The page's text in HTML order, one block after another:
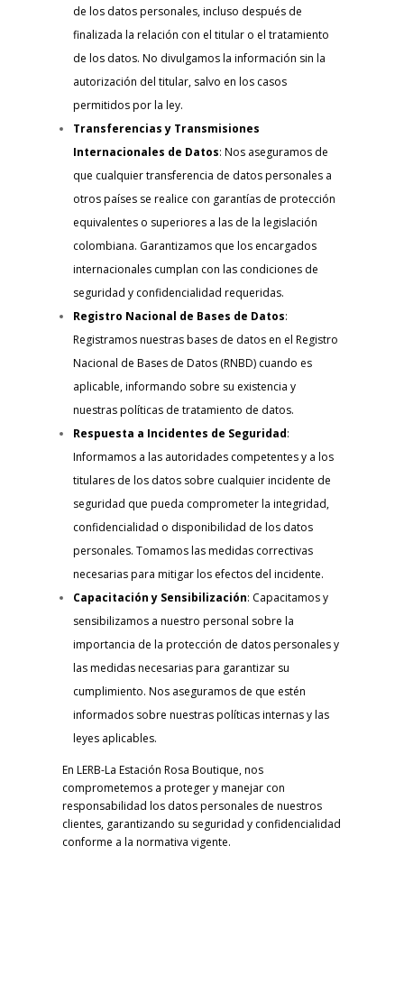
de los datos personales, incluso después de
finalizada la relación con el titular o el tratamiento
de los datos. No divulgamos la información sin la
autorización del titular, salvo en los casos
permitidos por la ley.
Transferencias y Transmisiones
Internacionales de Datos: Nos aseguramos de
que cualquier transferencia de datos personales a
otros países se realice con garantías de protección
equivalentes o superiores a las de la legislación
colombiana. Garantizamos que los encargados
internacionales cumplan con las condiciones de
seguridad y confidencialidad requeridas.
Registro Nacional de Bases de Datos:
Registramos nuestras bases de datos en el Registro
Nacional de Bases de Datos (RNBD) cuando es
aplicable, informando sobre su existencia y
nuestras políticas de tratamiento de datos.
Respuesta a Incidentes de Seguridad:
Informamos a las autoridades competentes y a los
titulares de los datos sobre cualquier incidente de
seguridad que pueda comprometer la integridad,
confidencialidad o disponibilidad de los datos
personales. Tomamos las medidas correctivas
necesarias para mitigar los efectos del incidente.
Capacitación y Sensibilización: Capacitamos y
sensibilizamos a nuestro personal sobre la
importancia de la protección de datos personales y
las medidas necesarias para garantizar su
cumplimiento. Nos aseguramos de que estén
informados sobre nuestras políticas internas y las
leyes aplicables.
En LERB-La Estación Rosa Boutique, nos
comprometemos a proteger y manejar con
responsabilidad los datos personales de nuestros
clientes, garantizando su seguridad y confidencialidad
conforme a la normativa vigente.